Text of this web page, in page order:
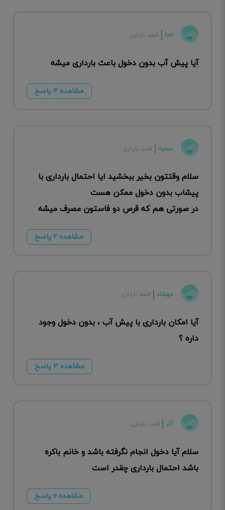
fati قصد بارداری
آیا پیش آب بدون دخول باعث بارداری میشه
مشاهده ۴ پاسخ
سمیه قصد بارداری
سلام وقتتون بخیر ببخشید ایا احتمال بارداری با
پیشاب بدون دخول ممکن هست
در صورتی هم که قرص دو فاستون مصرف میشه
مشاهده ۲ پاسخ
مهشاد قصد بارداری
آیا امکان بارداری با پیش آب ، بدون دخول وجود
داره ؟
مشاهده ۳ پاسخ
آذر قصد بارداری
سلام آیا دخول انجام نگرفته باشد و خانم باکره
باشد احتمال بارداری چقدر است
مشاهده ۶ پاسخ